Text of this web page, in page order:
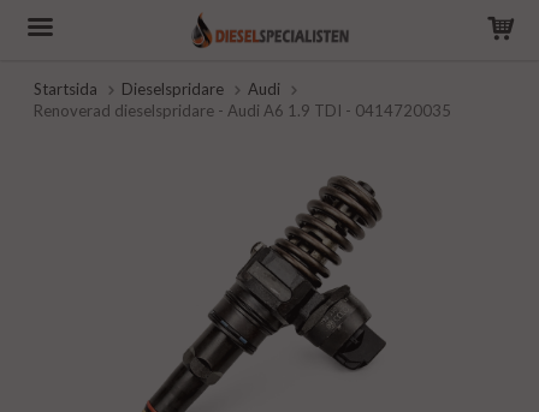
Startsida Dieselspridare
Audi
Renoverad dieselspridare - Audi A6 1.9 TDI - 0414720035